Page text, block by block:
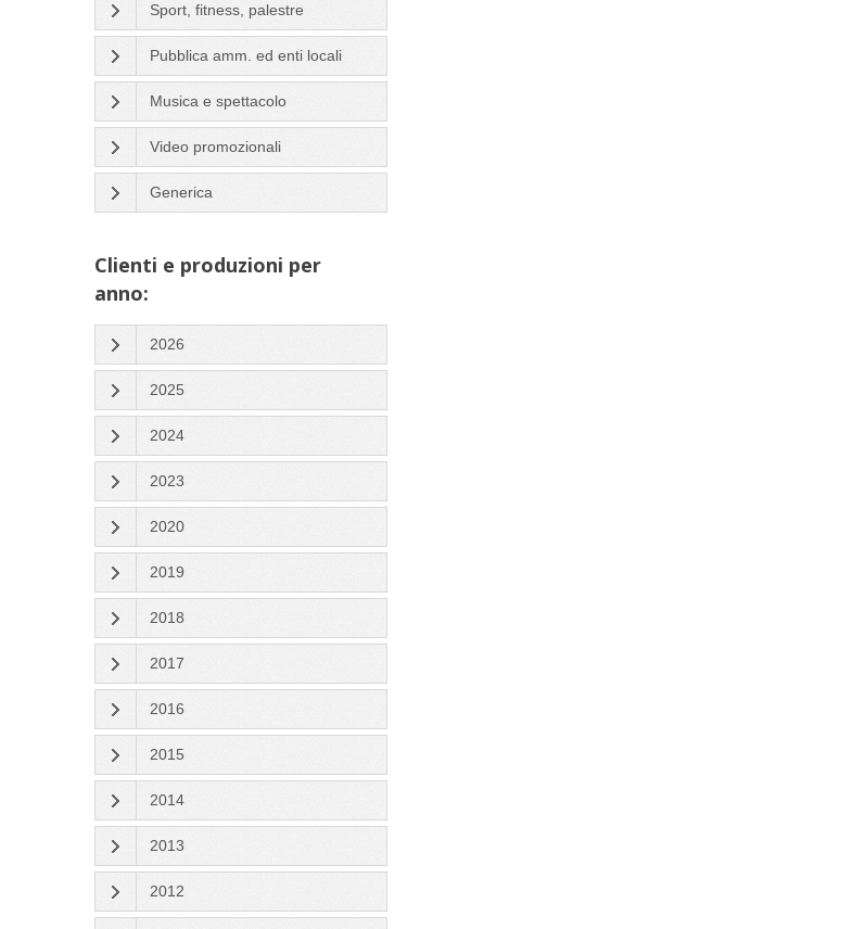
Sport, fitness, palestre
Pubblica amm. ed enti locali
Musica e spettacolo
Video promozionali
Generica
Clienti e produzioni per
anno:
2026
2025
2024
2023
2020
2019
2018
2017
2016
2015
2014
2013
2012